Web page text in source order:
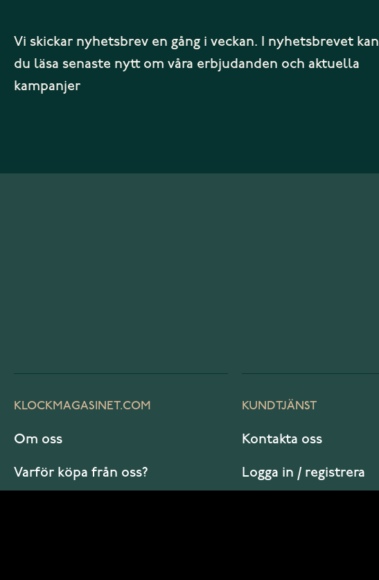
Vi skickar nyhetsbrev en gång i veckan. I nyhetsbrevet kan
du läsa senaste nytt om våra erbjudanden och aktuella
kampanjer
KLOCKMAGASINET.COM
Om oss
Varför köpa från oss?
KUNDTJÄNST
Kontakta oss
Logga in / registrera